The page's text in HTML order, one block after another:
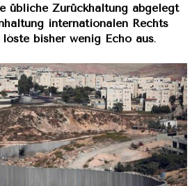
übliche Zurückhaltung abgelegt
internationalen Rechts
bisher wenig Echo aus.